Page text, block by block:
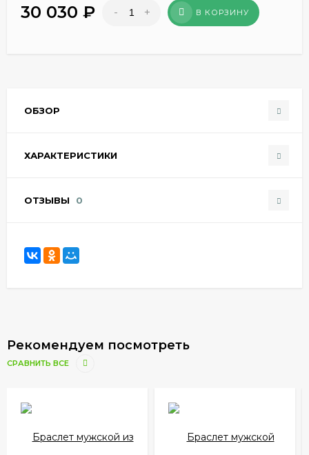
30 030 ₽ - + В КОРЗИНУ
ОБЗОР
ХАРАКТЕРИСТИКИ
ОТЗЫВЫ 0
Рекомендуем посмотреть
СРАВНИТЬ ВСЕ